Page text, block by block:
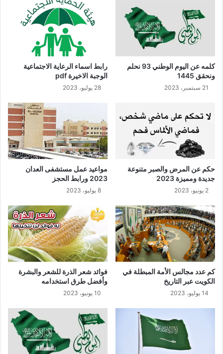
كلمه عن اليوم الوطني 93 نحلم
ونحقق 1445
21 سبتمبر، 2023
رابط اسماء الرعاية الاجتماعية
الوجبة الاخيرة pdf
28 يوليو، 2023
حكم عن المرض والصبر متنوعة
جديدة ومميزة 2023
2 يونيو، 2023
مواعيد عمل مستشفى العدان
2023 ورابط الحجز
8 يوليو، 2023
كم عدد مجالس الأمة المبطلة في
الكويت عبر التاريخ
14 يوليو، 2023
فوائد شعر الذرة للشعر والبشرة
وأفضل طرق استخدامه
10 يونيو، 2023